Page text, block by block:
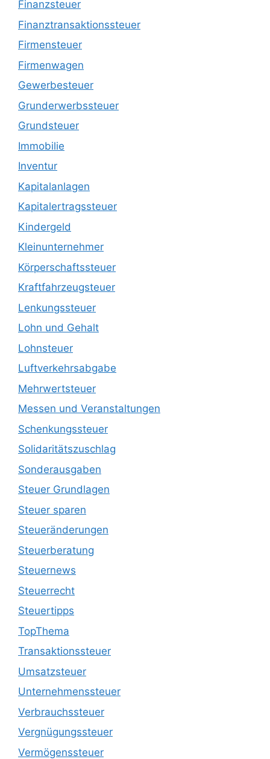
Finanzsteuer
Finanztransaktionssteuer
Firmensteuer
Firmenwagen
Gewerbesteuer
Grunderwerbssteuer
Grundsteuer
Immobilie
Inventur
Kapitalanlagen
Kapitalertragssteuer
Kindergeld
Kleinunternehmer
Körperschaftssteuer
Kraftfahrzeugsteuer
Lenkungssteuer
Lohn und Gehalt
Lohnsteuer
Luftverkehrsabgabe
Mehrwertsteuer
Messen und Veranstaltungen
Schenkungssteuer
Solidaritätszuschlag
Sonderausgaben
Steuer Grundlagen
Steuer sparen
Steueränderungen
Steuerberatung
Steuernews
Steuerrecht
Steuertipps
TopThema
Transaktionssteuer
Umsatzsteuer
Unternehmenssteuer
Verbrauchssteuer
Vergnügungssteuer
Vermögenssteuer